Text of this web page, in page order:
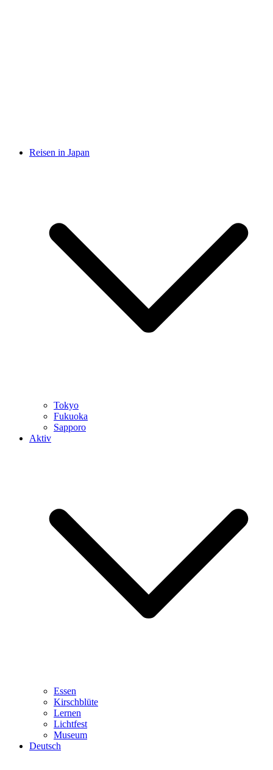
Reisen in Japan
Tokyo
Fukuoka
Sapporo
Aktiv
Essen
Kirschblüte
Lernen
Lichtfest
Museum
Deutsch